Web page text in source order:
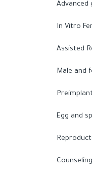
Advanced
In Vitro
Assisted
Male and
Egg and